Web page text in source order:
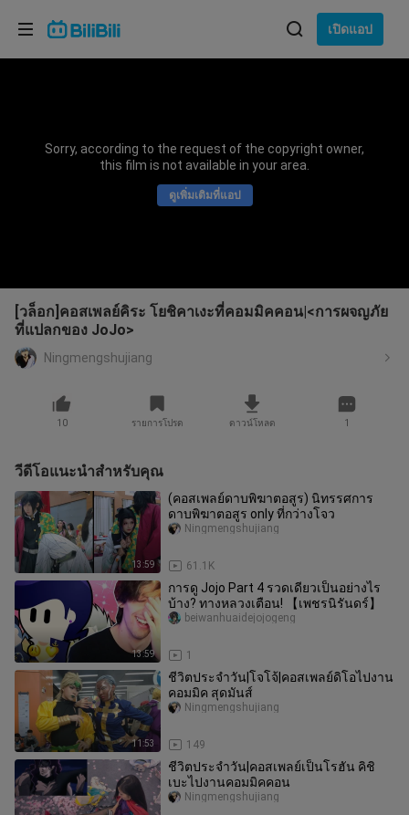
เปิดแอป
Sorry, according to the request of the copyright owner,
this film is not available in your area.
ดูเพิ่มเติมที่แอป
[วล็อก]คอสเพลย์คิระ โยชิคาเงะที่คอมมิคคอน|<การผจญภัย
ที่แปลกของ JoJo>
Ningmengshujiang
10 รายการโปรด ดาวน์โหลด 1
วีดีโอแนะนำสำหรับคุณ
13:59
(คอสเพลย์ดาบพิฆาตอสูร) นิทรรศการ
ดาบพิฆาตอสูร only ที่กว่างโจว
61.1K
Ningmengshujiang
13:59
การดู Jojo Part 4 รวดเดียวเป็นอย่างไร
บ้าง? ทางหลวงเตือน! 【เพชรนิรันดร์】
1
beiwanhuaidejojogeng
11:53
ชีวิตประจำวัน|โจโจ้|คอสเพลย์ดิโอไปงาน
คอมมิค สุดมันส์
149
Ningmengshujiang
ชีวิตประจำวัน|คอสเพลย์เป็นโรฮัน คิชิ
เบะไปงานคอมมิคคอน
Ningmengshujiang
เลือกภาษา